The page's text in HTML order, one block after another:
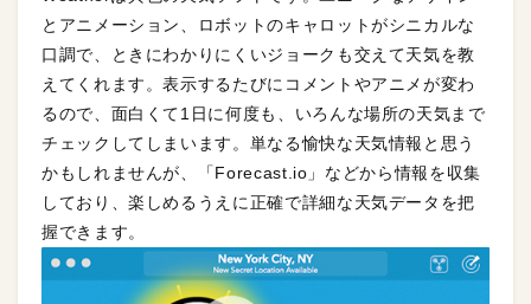
とアニメーション、ロボットのキャロットがシニカルな
口調で、ときにわかりにくいジョークも交えて天気を教
えてくれます。表示するたびにコメントやアニメが変わ
るので、面白くて1日に何度も、いろんな場所の天気まで
チェックしてしまいます。単なる愉快な天気情報と思う
かもしれませんが、「Forecast.io」などから情報を収集
しており、楽しめるうえに正確で詳細な天気データを把
握できます。